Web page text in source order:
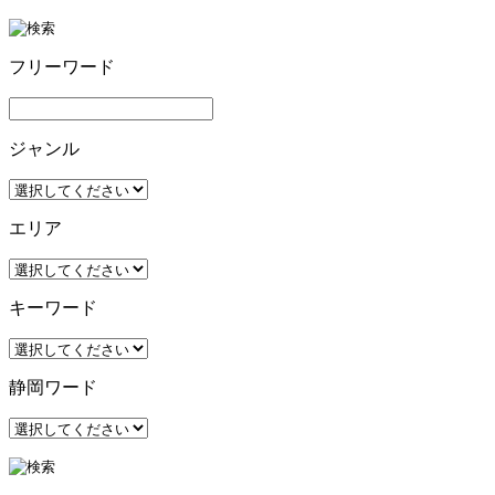
フリーワード
ジャンル
エリア
キーワード
静岡ワード